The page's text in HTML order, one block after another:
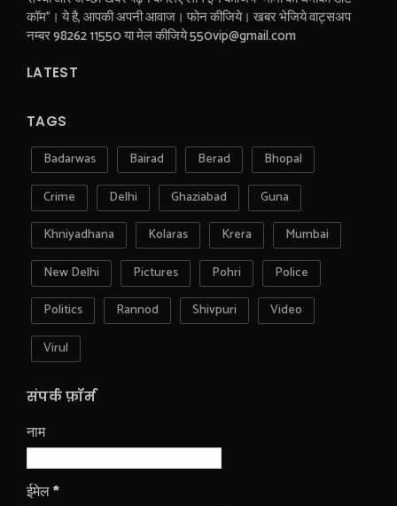
कॉम"। ये है, आपकी अपनी आवाज। फोन कीजिये। खबर भेजिये वाट्सअप
नम्बर 98262 11550 या मेल कीजिये 550vip@gmail.com
LATEST
TAGS
Badarwas Bairad Berad
Bhopal
Crime
Delhi Ghaziabad
Guna
Khniyadhana
Kolaras Krera
Mumbai
New Delhi
Pictures Pohri
Police
Politics
Rannod Shivpuri
Video
Virul
संपर्क फ़ॉर्म
नाम
ईमेल*